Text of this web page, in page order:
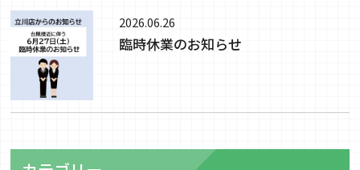
2026.06.26
臨時休業のお知らせ